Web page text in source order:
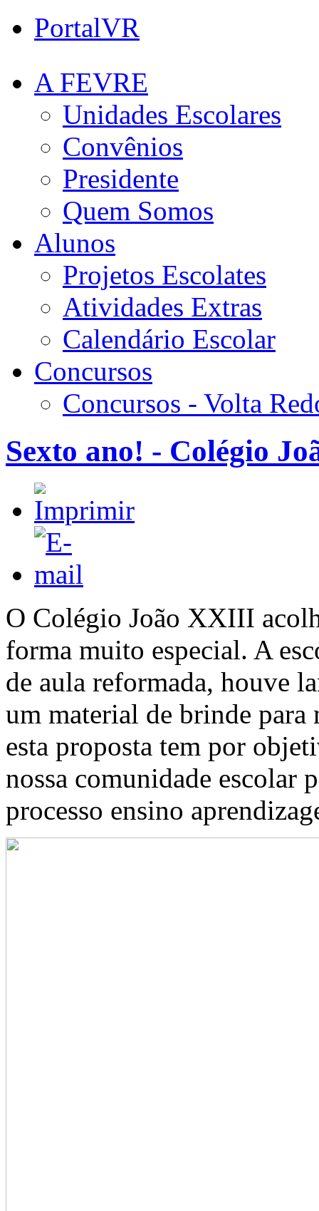
PortalVR
A FEVRE
Unidades Escolares
Convênios
Presidente
Quem Somos
Alunos
Projetos Escolates
Atividades Extras
Calendário Escolar
Concursos
Concursos - Volta
Sexto ano! - Colégio
O Colégio João XXIII
forma muito especial. A
de aula reformada, houve
um material de brinde
esta proposta tem por
nossa comunidade escolar
processo ensino